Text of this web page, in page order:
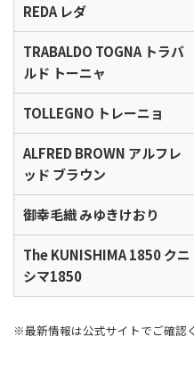
REDA レダ
TRABALDO TOGNA トラバ
ルド トーニャ
TOLLEGNO トレーニョ
ALFRED BROWN アルフレ
ッド ブラウン
御幸毛織 みゆきけおり
The KUNISHIMA 1850 クニ
シマ1850
※最新情報は公式サイトでご確認